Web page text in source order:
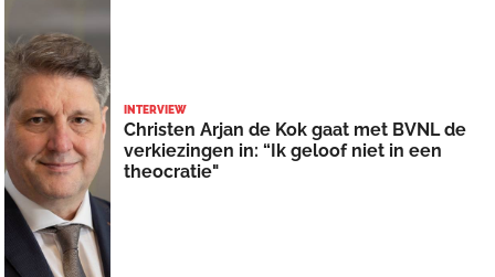
INTERVIEW
Christen Arjan de Kok gaat met BVNL de
verkiezingen in: “Ik geloof niet in een
theocratie"